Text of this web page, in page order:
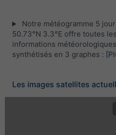
Notre météogramme 5
50.73°N 3.3°E offre toutes
informations météorologiques
synthétisés en 3 graphes :
Les images satellites